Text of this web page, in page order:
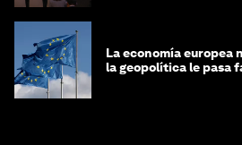
La economía europea
la geopolítica le pasa